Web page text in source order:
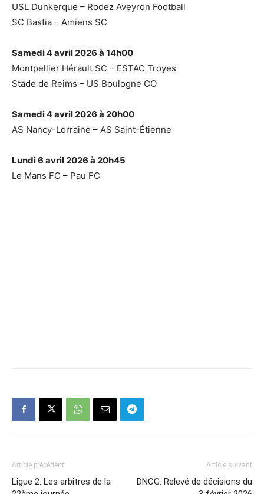
USL Dunkerque – Rodez Aveyron Football
SC Bastia – Amiens SC
Samedi 4 avril 2026 à 14h00
Montpellier Hérault SC – ESTAC Troyes
Stade de Reims – US Boulogne CO
Samedi 4 avril 2026 à 20h00
AS Nancy-Lorraine – AS Saint-Étienne
Lundi 6 avril 2026 à 20h45
Le Mans FC – Pau FC
Article précédent
Ligue 2. Les arbitres de la
Article suivant
DNCG. Relevé de décisions du